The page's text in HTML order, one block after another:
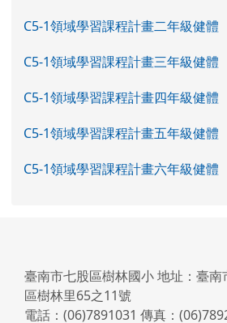
C5-1領域學習課程計畫二年級健體
C5-1領域學習課程計畫三年級健體
C5-1領域學習課程計畫四年級健體
C5-1領域學習課程計畫五年級健體
C5-1領域學習課程計畫六年級健體
臺南市七股區樹林國小 地址：臺
區樹林里65之11號
電話：(06)7891031 傳真：